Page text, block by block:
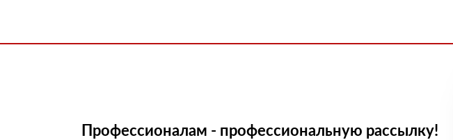
Профессионалам - профессиональную рассылку!